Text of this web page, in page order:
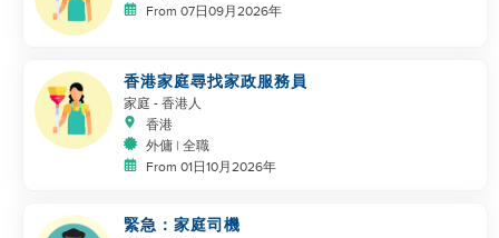
From 07日09月2026年
香港家庭尋找家政服務員
家庭 - 香港人
香港
外傭 | 全職
From 01日10月2026年
緊急：家庭司機